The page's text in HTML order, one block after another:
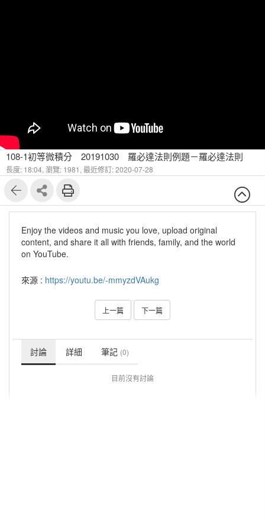
108-1初等微積分 20191030 羅必達法則例題－羅必達法則
長度: 18:04, 瀏覽: 1981, 最近修訂: 2020-07-28
Enjoy the videos and music you love, upload original
content, and share it all with friends, family, and the world
on YouTube.
來源 : https://youtu.be/-mmyzdVAukg
上一篇 下一篇
討論 詳細 筆記 (0)
目前沒有討論